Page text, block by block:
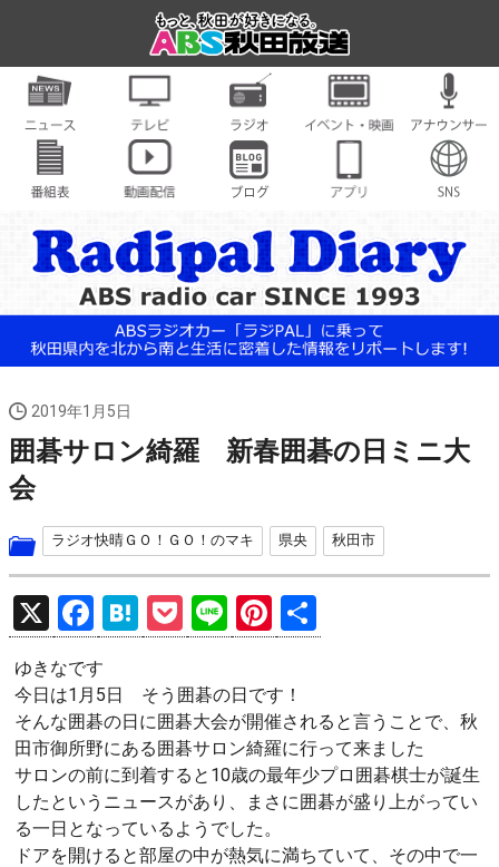
2019年1月5日
囲碁サロン綺羅 新春囲碁の日ミニ大
会
ラジオ快晴ＧＯ！ＧＯ！のマキ 県央 秋田市
X
F
a
ce
b
o
o
k
H
at
e
n
a
P
o
ck
et
Li
n
e
Pi
nt
er
es
t
有
ゆきなです
今日は1月5日 そう囲碁の日です！
そんな囲碁の日に囲碁大会が開催されると言うことで、秋
田市御所野にある囲碁サロン綺羅に行って来ました
サロンの前に到着すると10歳の最年少プロ囲碁棋士が誕生
したというニュースがあり、まさに囲碁が盛り上がってい
る一日となっているようでした。
ドアを開けると部屋の中が熱気に満ちていて、その中で一